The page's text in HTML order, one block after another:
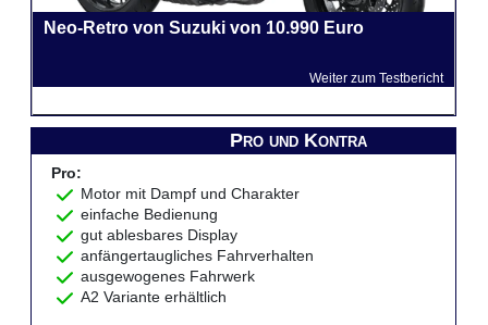
Neo-Retro von Suzuki von 10.990 Euro
Weiter zum Testbericht
Pro und Kontra
Pro:
Motor mit Dampf und Charakter
einfache Bedienung
gut ablesbares Display
anfängertaugliches Fahrverhalten
ausgewogenes Fahrwerk
A2 Variante erhältlich